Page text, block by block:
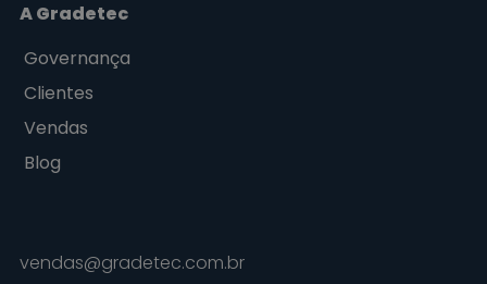
A Gradetec
Governança
Clientes
Vendas
Blog
vendas@gradetec.com.br